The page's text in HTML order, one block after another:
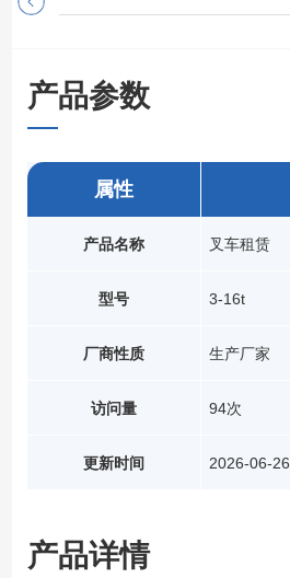
产品参数
属性
产品名称
型号
厂商性质
访问量
更新时间
叉车租赁
3-16t
生产厂家
94次
2026-06-26
产品详情